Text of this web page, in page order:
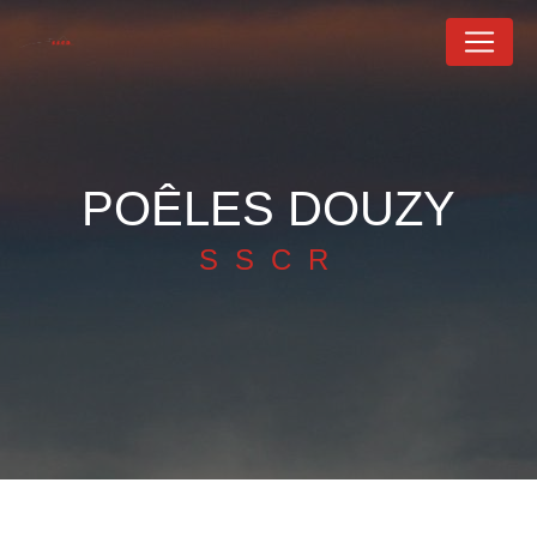
POÊLES DOUZY
SSCR
Panneau de gestion des cookies